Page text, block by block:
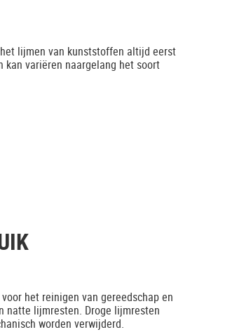
het lijmen van kunststoffen altijd eerst
variëren naargelang het soort
het reinigen van gereedschap en
natte lijmresten. Droge lijmresten
worden verwijderd.